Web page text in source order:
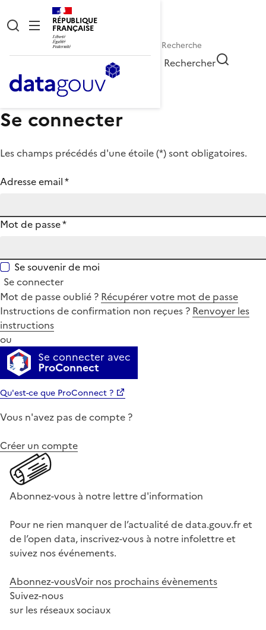
RÉPUBLIQUE
FRANÇAISE
Rechercher
Se connecter
Les champs précédés d'une étoile (*) sont obligatoires.
Adresse email*
Mot de passe*
Se souvenir de moi
Se connecter
Mot de passe oublié ? Récupérer votre mot de passe
Instructions de confirmation non reçues ? Renvoyer les
instructions
ou
Se connecter avec
ProConnect
Qu'est-ce que ProConnect ?
Vous n'avez pas de compte ?
Créer un compte
Abonnez-vous à notre lettre d'information
Pour ne rien manquer de l’actualité de data.gouv.fr et
de l’open data, inscrivez-vous à notre infolettre et
suivez nos événements.
Abonnez-vousVoir nos prochains évènements
Suivez-nous
sur les réseaux sociaux